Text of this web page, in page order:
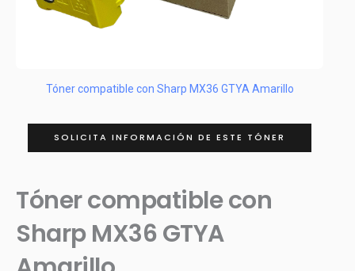
Tóner compatible con Sharp MX36 GTYA Amarillo
SOLICITA INFORMACIÓN DE ESTE TÓNER
Tóner compatible con
Sharp MX36 GTYA